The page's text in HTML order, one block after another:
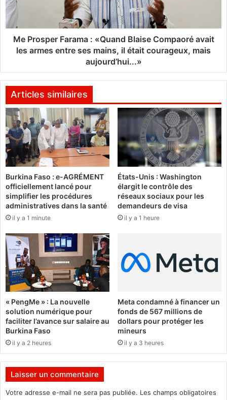
e
o
i
i
o
n
s
s
e
p
t
f
o
s
p
u
s
é
l
e
v
é
q
e
e
p
e
r
m
Q
u
a
n
d
B
l
a
i
s
C
o
m
p
a
o
r
é
a
a
t
e
Me Prosper Farama : «Quand Blaise Compaoré avait
les armes entre ses mains, il était courageux, mais
aujourd’hui...»
Articles similaires
Burkina Faso : e-AGRÉMENT
officiellement lancé pour
simplifier les procédures
administratives dans la santé
il y a 1 minute
États-Unis : Washington
élargit le contrôle des
réseaux sociaux pour les
demandeurs de visa
il y a 1 heure
« PengMe » : La nouvelle
solution numérique pour
faciliter l’avance sur salaire au
Burkina Faso
il y a 2 heures
Meta condamné à financer un
fonds de 567 millions de
dollars pour protéger les
mineurs
il y a 3 heures
Laisser un commentaire
Votre adresse e-mail ne sera pas publiée. Les champs obligatoires